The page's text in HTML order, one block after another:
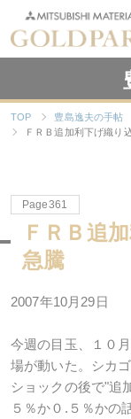
TOP 豊島逸夫の手帖
ＦＲＢ追加利下げ織り
Page361
ＦＲＢ追
急騰
2007年10月29日
今週の目玉、１０
場が動いた。シカ
ショックの後で"追
５％か０.５％かの